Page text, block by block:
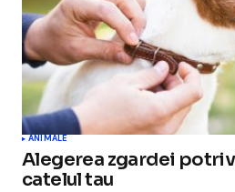
ANIMALE
Alegerea zgardei
catelul tau